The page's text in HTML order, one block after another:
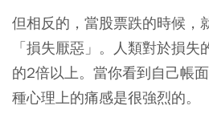
但相反的，當股票跌的時候，
「損失厭惡」。人類對於損
的2倍以上。當你看到自己帳
種心理上的痛感是很強烈的。